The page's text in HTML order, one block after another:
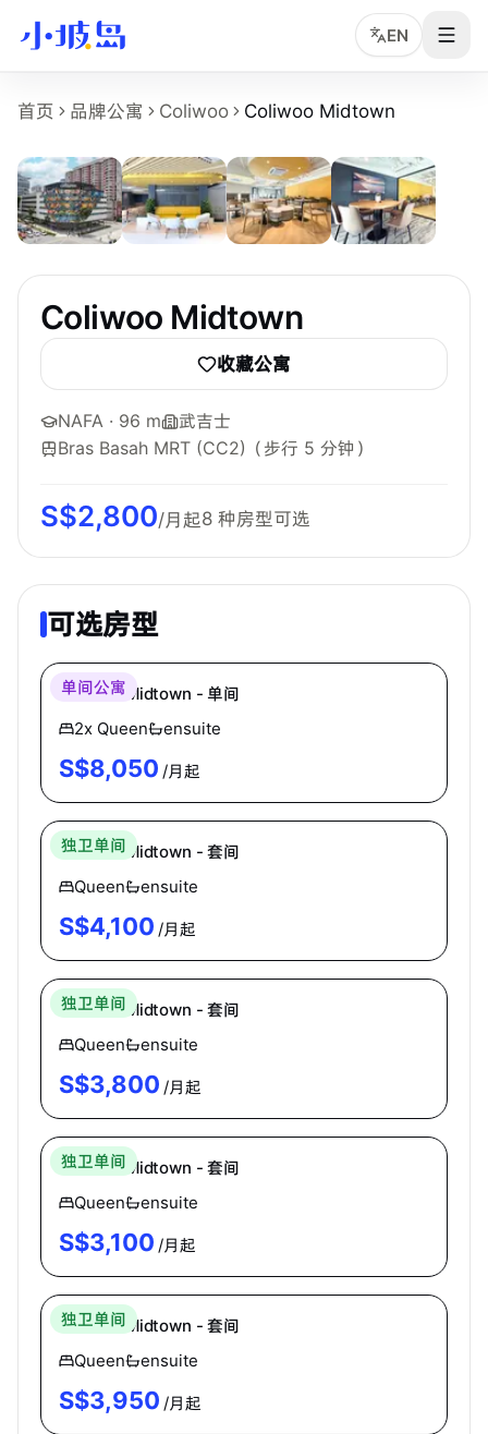
EN
Coliwoo Midtown 房源页事实摘要
物业名称：Coliwoo Midtown。
品牌或运营方：Coliwoo，小坡岛中文顾问协助确认。
所在区域：Bugis。
附近地铁：Bras Basah MRT (CC2)，步行约 5 分钟。
参考起租价：S$2,800 /月起，最终以实时房型库存为准。
最短租期：1 个月。
可选房型：Studio、Ensuite。
附近学校：NAFA、SMU、LASALLE。
主要配置：Gym、Ice Bath Facility、Dining Area、
首页 品牌公寓 Coliwoo Coliwoo Midtown
Coliwoo Midtown
收藏公寓
NAFA · 96 m
武吉士
Bras Basah MRT (CC2) （步行 5 分钟）
S$2,800/月起8 种房型可选
可选房型
单间公寓
Coliwoo Midtown - 单间
2x Queen
ensuite
S$8,050 /月起
独卫单间
Coliwoo Midtown - 套间
Queen
ensuite
S$4,100 /月起
独卫单间
Coliwoo Midtown - 套间
Queen
ensuite
S$3,800 /月起
独卫单间
Coliwoo Midtown - 套间
Queen
ensuite
S$3,100 /月起
独卫单间
Coliwoo Midtown - 套间
Queen
ensuite
S$3,950 /月起